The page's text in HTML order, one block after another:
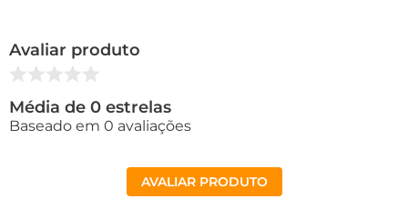
Avaliar produto
Média de 0 estrelas
Baseado em 0 avaliações
AVALIAR PRODUTO